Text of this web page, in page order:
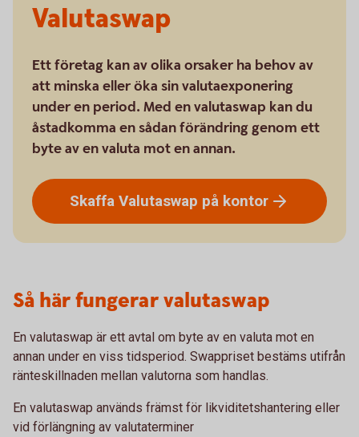
Valutaswap
Ett företag kan av olika orsaker ha behov av
att minska eller öka sin valutaexponering
under en period. Med en valutaswap kan du
åstadkomma en sådan förändring genom ett
byte av en valuta mot en annan.
Skaffa Valutaswap på kontor
Så här fungerar valutaswap
En valutaswap är ett avtal om byte av en valuta mot en
annan under en viss tidsperiod. Swappriset bestäms utifrån
ränteskillnaden mellan valutorna som handlas.
En valutaswap används främst för likviditetshantering eller
vid förlängning av valutaterminer